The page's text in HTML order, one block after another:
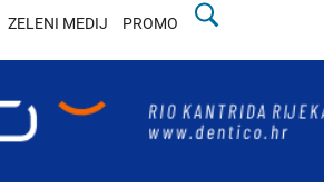
ZELENI MEDIJ PROMO